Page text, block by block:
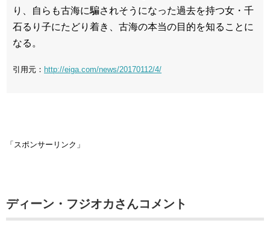
り、自らも古海に騙されそうになった過去を持つ女・千
石るり子にたどり着き、古海の本当の目的を知ることに
なる。
引用元： http://eiga.com/news/20170112/4/
「スポンサーリンク」
ディーン・フジオカさんコメント